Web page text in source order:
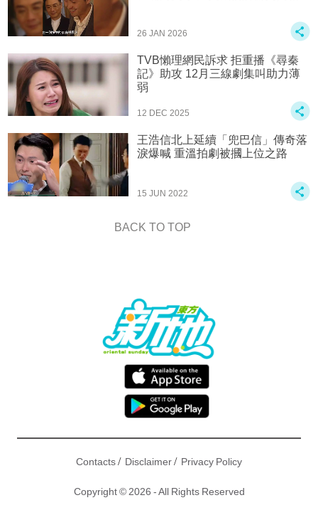
26 JAN 2026
TVB懶理網民訴求 拒重播《尋秦
記》助攻 12月三線劇集叫助力薄
弱
12 DEC 2025
王浩信北上延續「兜巴信」傳奇落
淚爆喊 重溫拍劇被摑上位之路
15 JUN 2022
BACK TO TOP
Contacts/ Disclaimer/ Privacy Policy
Copyright © 2026 - All Rights Reserved